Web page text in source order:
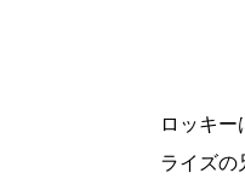
ロッキ
ライズの